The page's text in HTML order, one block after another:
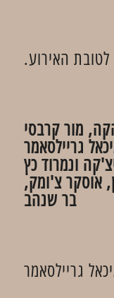
לטובת האירוע.
מור קרבסי
גריילסאמר
ונמרוד כץ
אוסקר צ'ומק,
בר שנהב
גריילסאמר